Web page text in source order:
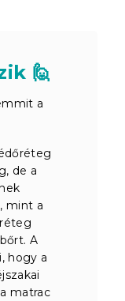
🙋
a
de a
mint a
A
hogy a
matrac